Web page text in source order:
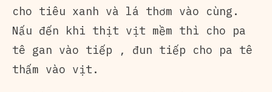
cho tiêu xanh và lá thơm vào cùng.
Nấu đến khi thịt vịt mềm thì cho pa
tê gan vào tiếp , đun tiếp cho pa tê
thấm vào vịt.